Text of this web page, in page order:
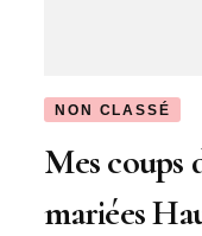
NON CLASSÉ
Mes coups
mariées